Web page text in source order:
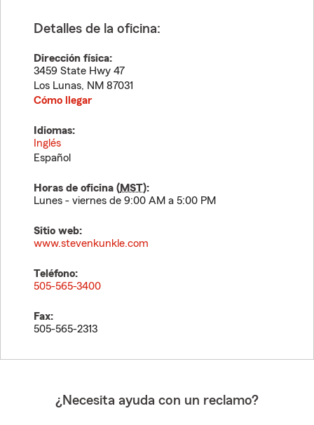
Detalles de la oficina:
Dirección física:
3459 State Hwy 47
Los Lunas, NM 87031
Cómo llegar
Idiomas:
Inglés
Español
Horas de oficina (MST):
Lunes - viernes de 9:00 AM a 5:00 PM
Sitio web:
www.stevenkunkle.com
Teléfono:
505-565-3400
Fax:
505-565-2313
¿Necesita ayuda con un reclamo?